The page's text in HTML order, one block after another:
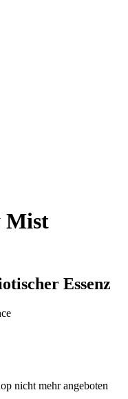
Essenz
nicht mehr angeboten